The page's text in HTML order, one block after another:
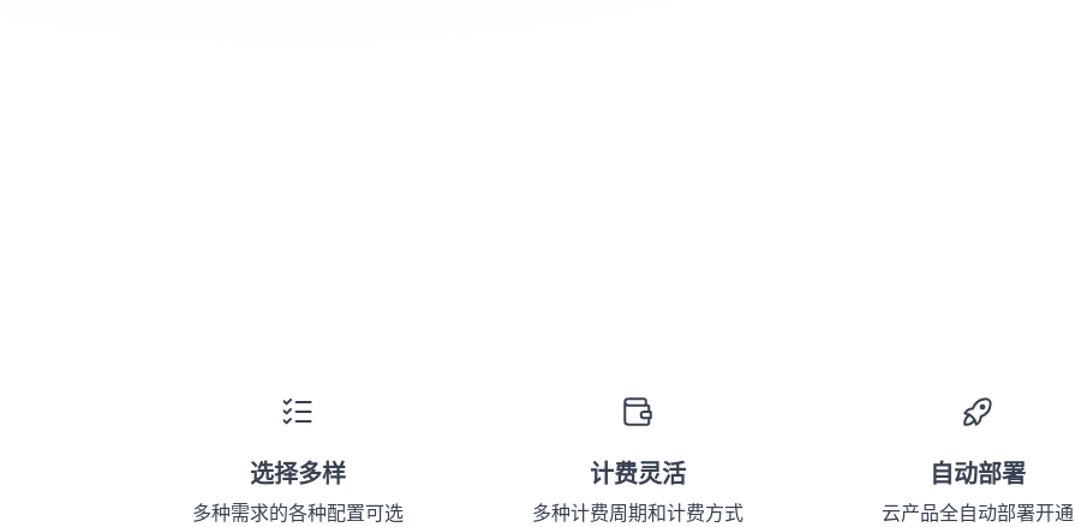
选择多样
多种需求的各种配置可选
计费灵活
多种计费周期和计费方式
自动部署
云产品全自动部署开通